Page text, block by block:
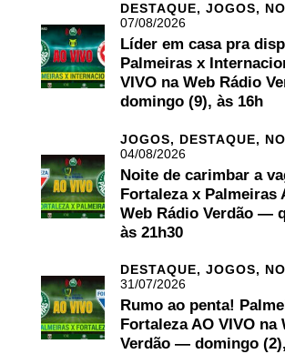
DESTAQUE, JOGOS,
07/08/2026
Líder em casa pra
Palmeiras x
VIVO na Web Rádio
domingo (9), às 16h
JOGOS, DESTAQUE,
04/08/2026
Noite de carimbar a
Fortaleza x Palmeiras
Web Rádio Verdão —
às 21h30
DESTAQUE, JOGOS,
31/07/2026
Rumo ao penta!
Fortaleza AO VIVO na
Verdão — domingo